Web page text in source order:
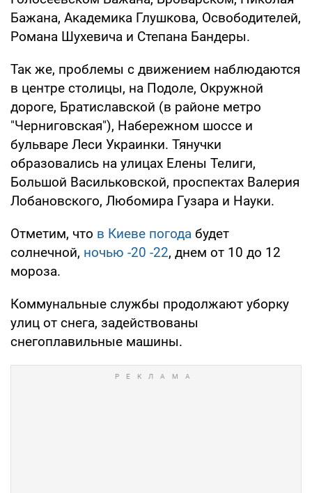
Бажана, Академика Глушкова, Освободителей,
Романа Шухевича и Степана Бандеры.
Так же, проблемы с движением наблюдаются
в центре столицы, на Подоле, Окружной
дороге, Братиславской (в районе метро
"Черниговская"), Набережном шоссе и
бульваре Леси Украинки. Тянучки
образовались на улицах Елены Телиги,
Большой Васильковской, проспектах Валерия
Лобановского, Любомира Гузара и Науки.
Отметим, что в Киеве погода будет
солнечной, ночью -20 -22, днем от 10 до 12
мороза.
Коммунальные службы продолжают уборку
улиц от снега, задействованы
снегоплавильные машины.